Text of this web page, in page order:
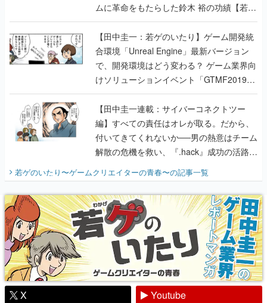
ムに革命をもたらした鈴木 裕の功績【若ゲ
のいたり】
【田中圭一：若ゲのいたり】ゲーム開発統
合環境「Unreal Engine」最新バージョン
で、開発環境はどう変わる？ ゲーム業界向
けソリューションイベント「GTMF2019」
に行って、より理解を深めよう【PR】
【田中圭一連載：サイバーコネクトツー
編】すべての責任はオレが取る。だから、
付いてきてくれないか──男の熱意はチーム
解散の危機を救い、『.hack』成功の活路を
開く。業界の快男児・松山 洋に流れる血は
『少年ジャンプ』色だった【若ゲのいた
り】
若ゲのいたり〜ゲームクリエイターの青春〜の記事一覧
X
Youtube